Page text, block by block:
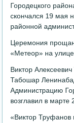
Городецкого
скончался 19 мая
районной
Церемония
«Метеор» на
Виктор
Табошар
Администрацию
возглавил в марте
«Виктор